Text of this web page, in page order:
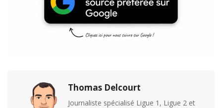
Thomas Delcourt